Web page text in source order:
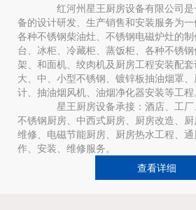
红河州星王厨房设备有限公司是
备的设计研发、生产销售和安装服务为
各种不锈钢柴油灶、不锈钢电磁炉灶的
台、冰柜、冷藏柜、蒸饭柜、各种不锈
架、和面机、绞肉机及厨房工程安装配
大、中、小型不锈钢、镀锌板抽油烟罩
计、抽油烟风机、油烟净化器安装等工程
星王厨房设备承接：酒店、工厂
不锈钢厨房、中西式厨房、厨房改造、
维修、电磁节能厨房、厨房热水工程、
作、安装、维修服务。
查看详细